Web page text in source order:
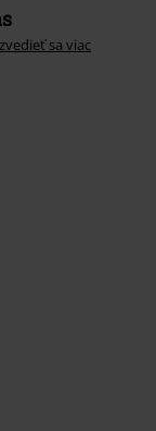
sa viac